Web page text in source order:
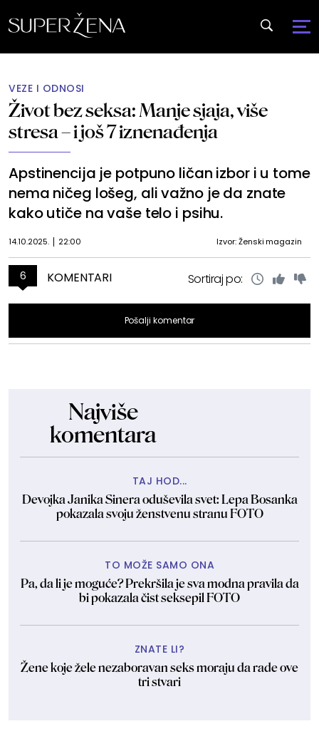
VEZE I ODNOSI
Život bez seksa: Manje sjaja, više
stresa – i još 7 iznenađenja
Apstinencija je potpuno ličan izbor i u tome
nema ničeg lošeg, ali važno je da znate
kako utiče na vaše telo i psihu.
14.10.2025. 22:00 Izvor: Ženski magazin
6 KOMENTARI Sortiraj po:
Pošalji komentar
Najviše
komentara
TAJ HOD...
Devojka Janika Sinera oduševila svet: Lepa Bosanka
pokazala svoju ženstvenu stranu FOTO
TO MOŽE SAMO ONA
Pa, da li je moguće? Prekršila je sva modna pravila da
bi pokazala čist seksepil FOTO
ZNATE LI?
Žene koje žele nezaboravan seks moraju da rade ove
tri stvari